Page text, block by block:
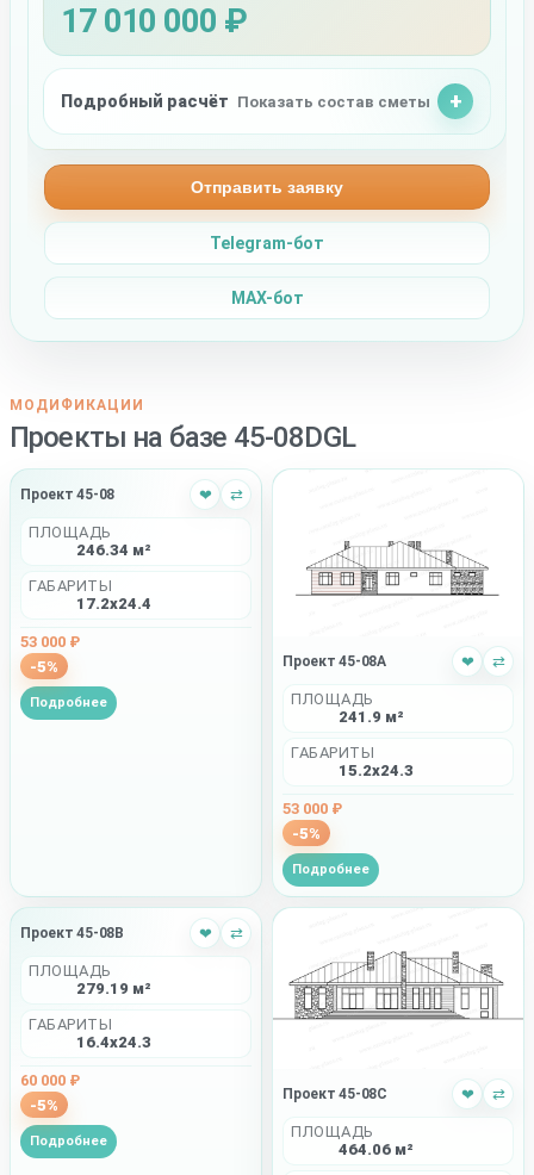
17 010 000 ₽
Подробный расчёт Показать состав сметы
Отправить заявку
Telegram-бот
MAX-бот
МОДИФИКАЦИИ
Проекты на базе 45-08DGL
Проект 45-08 ❤ ⇄
ПЛОЩАДЬ
246.34 м²
ГАБАРИТЫ
17.2x24.4
53 000 ₽
-5%
Подробнее
Проект 45-08A ❤ ⇄
ПЛОЩАДЬ
241.9 м²
ГАБАРИТЫ
15.2x24.3
53 000 ₽
-5%
Подробнее
Проект 45-08B ❤ ⇄
ПЛОЩАДЬ
279.19 м²
ГАБАРИТЫ
16.4x24.3
60 000 ₽
-5%
Подробнее
Проект 45-08C ❤ ⇄
ПЛОЩАДЬ
464.06 м²